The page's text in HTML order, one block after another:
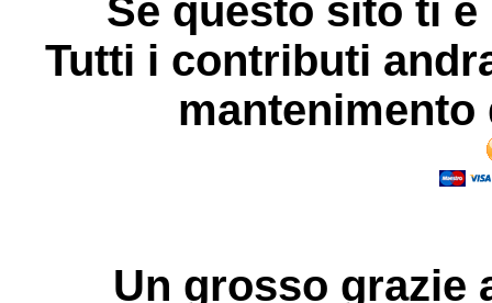
Se questo sito ti
Tutti i contributi
Un grosso grazie